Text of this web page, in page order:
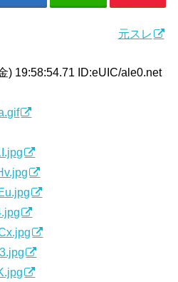
元スレ
) 19:58:54.71 ID:eUIC/ale0.net